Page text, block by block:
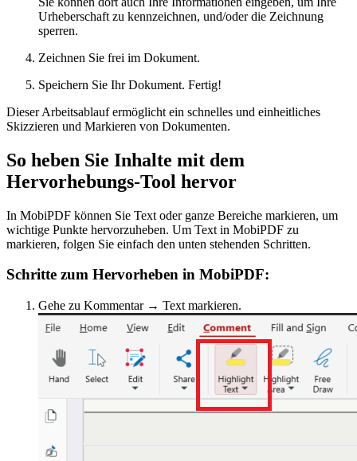
Urheberschaft zu kennzeichnen, und/oder die Zeichnung
sperren.
Zeichnen Sie frei im Dokument.
Speichern Sie Ihr Dokument. Fertig!
Dieser Arbeitsablauf ermöglicht ein schnelles und einheitliches
Skizzieren und Markieren von Dokumenten.
So heben Sie Inhalte mit dem
Hervorhebungs-Tool hervor
In MobiPDF können Sie Text oder ganze Bereiche markieren, um
wichtige Punkte hervorzuheben. Um Text in MobiPDF zu
markieren, folgen Sie einfach den unten stehenden Schritten.
Schritte zum Hervorheben in MobiPDF:
Gehe zu Kommentar → Text markieren.